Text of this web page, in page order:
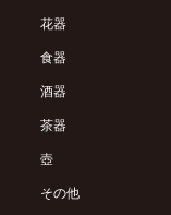
花器
食器
酒器
茶器
壺
その他